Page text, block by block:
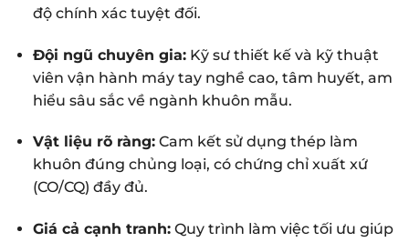
độ chính xác tuyệt đối.
Đội ngũ chuyên gia:Kỹ sư thiết kế và kỹ thuật
viên vận hành máy tay nghề cao, tâm huyết, am
hiểu sâu sắc về ngành khuôn mẫu.
Vật liệu rõ ràng:Cam kết sử dụng thép làm
khuôn đúng chủng loại, có chứng chỉ xuất xứ
(CO/CQ) đầy đủ.
Giá cả cạnh tranh:Quy trình làm việc tối ưu giúp